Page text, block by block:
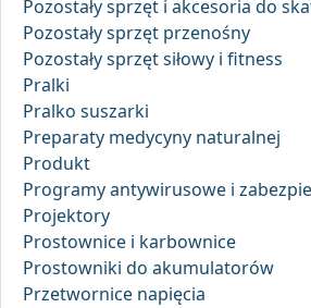
Pozostały sprzęt i akcesoria do
Pozostały sprzęt przenośny
Pozostały sprzęt siłowy i fitness
Pralki
Pralko suszarki
Preparaty medycyny naturalnej
Produkt
Programy antywirusowe i
Projektory
Prostownice i karbownice
Prostowniki do akumulatorów
Przetwornice napięcia